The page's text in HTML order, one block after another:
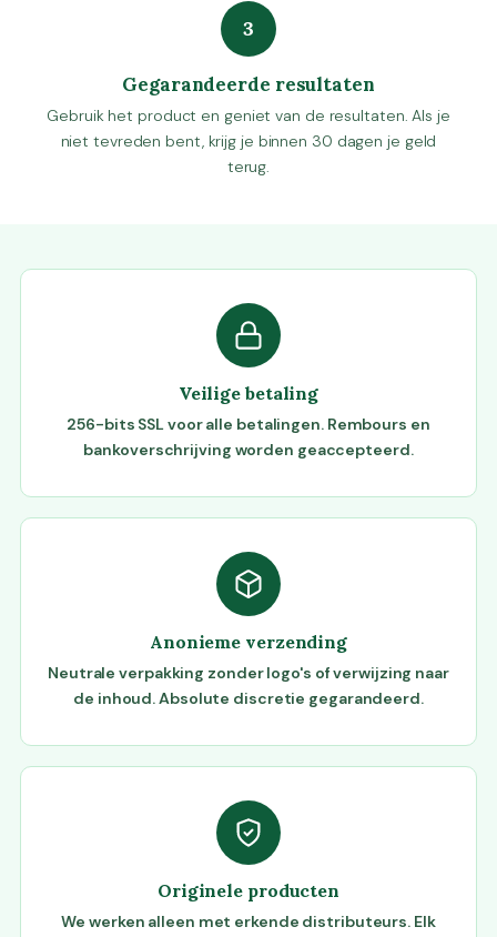
3
Gegarandeerde resultaten
Gebruik het product en geniet van de resultaten. Als je
niet tevreden bent, krijg je binnen 30 dagen je geld
terug.
Veilige betaling
256-bits SSL voor alle betalingen. Rembours en
bankoverschrijving worden geaccepteerd.
Anonieme verzending
Neutrale verpakking zonder logo's of verwijzing naar
de inhoud. Absolute discretie gegarandeerd.
Originele producten
We werken alleen met erkende distributeurs. Elk